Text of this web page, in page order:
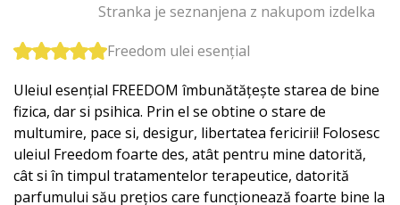
Stranka je seznanjena z nakupom izdelka
Freedom ulei esențial
Uleiul esențial FREEDOM îmbunătățește starea de bine
fizica, dar si psihica. Prin el se obtine o stare de
multumire, pace si, desigur, libertatea fericirii! Folosesc
uleiul Freedom foarte des, atât pentru mine datorită,
cât si în timpul tratamentelor terapeutice, datorită
parfumului său prețios care funcționează foarte bine la